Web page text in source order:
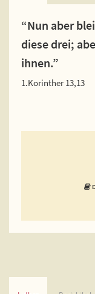
“Nun aber
diese drei;
ihnen.”
1.Korinther 13,13